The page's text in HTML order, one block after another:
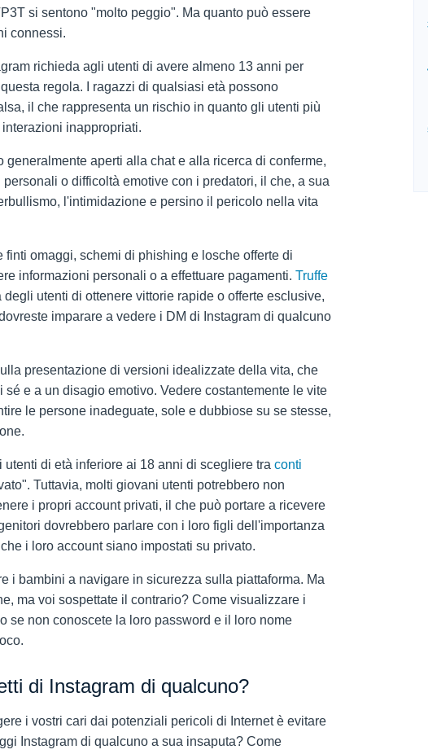
si sentono "molto peggio". Ma quanto può essere
connessi.
richieda agli utenti di avere almeno 13 anni per
regola. I ragazzi di qualsiasi età possono
il che rappresenta un rischio in quanto gli utenti più
inappropriati.
generalmente aperti alla chat e alla ricerca di conferme,
o difficoltà emotive con i predatori, il che, a sua
l'intimidazione e persino il pericolo nella vita
omaggi, schemi di phishing e losche offerte di
informazioni personali o a effettuare pagamenti. Truffe
utenti di ottenere vittorie rapide o offerte esclusive,
imparare a vedere i DM di Instagram di qualcuno
presentazione di versioni idealizzate della vita, che
e a un disagio emotivo. Vedere costantemente le vite
le persone inadeguate, sole e dubbiose su se stesse,
utenti di età inferiore ai 18 anni di scegliere tra conti
Tuttavia, molti giovani utenti potrebbero non
i propri account privati, il che può portare a ricevere
dovrebbero parlare con i loro figli dell'importanza
i loro account siano impostati su privato.
i bambini a navigare in sicurezza sulla piattaforma. Ma
ma voi sospettate il contrario? Come visualizzare i
se non conoscete la loro password e il loro nome
di Instagram di qualcuno?
i vostri cari dai potenziali pericoli di Internet è evitare
Instagram di qualcuno a sua insaputa? Come